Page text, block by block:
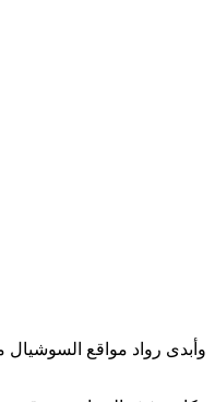
وأبدى رواد مواقع السوشيال